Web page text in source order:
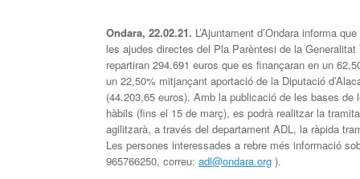
Ondara, 22.02.21. L’Ajuntament d’Ondara informa
les ajudes directes del Pla Parèntesi de la
repartiran 294.691 euros que es finançaran en un
un 22,50% mitjançant aportació de la Diputació
(44.203,65 euros). Amb la publicació de les bases
hàbils (fins el 15 de març), es podrà realitzar la
agilitzarà, a través del departament ADL, la ràpida
Les persones interessades a rebre més informació
965766250, correu: adl@ondara.org ).